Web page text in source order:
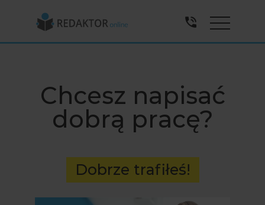
Menu
Chcesz napisać
dobrą pracę?
Dobrze trafiłeś!